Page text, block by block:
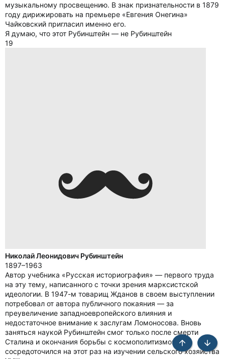
музыкальному просвещению. В знак признательности в 1879
году дирижировать на премьере «Евгения Онегина»
Чайковский пригласил именно его.
Я думаю, что этот Рубинштейн — не Рубинштейн
19
Николай Леонидович Рубинштейн
1897–1963
Автор учебника «Русская историография» — первого труда
на эту тему, написанного с точки зрения марксистской
идеологии. В 1947-м товарищ Жданов в своем выступлении
потребовал от автора публичного покаяния — за
преувеличение западноевропейского влияния и
недостаточное внимание к заслугам Ломоносова. Вновь
заняться наукой Рубинштейн смог только после смерти
Сталина и окончания борьбы с космополитизмом и
сосредоточился на этот раз на изучении сельского хозяйства